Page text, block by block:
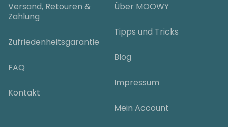
Versand, Retouren &
Zahlung
Zufriedenheitsgarantie
FAQ
Kontakt
Über MOOWY
Tipps und Tricks
Blog
Impressum
Mein Account